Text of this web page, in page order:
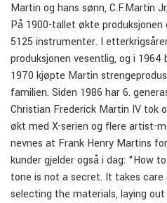
Martin og hans sønn, C.F.Martin
På 1900-tallet økte
5125 instrumenter. I
produksjonen vesentlig, og i 1964
1970 kjøpte Martin
familien. Siden 1986 har 6.
Christian Frederick Martin IV tok
økt med X-serien og flere artist-
nevnes at Frank Henry Martins
kunder gjelder også i dag: "How
tone is not a secret. It takes care
selecting the materials, laying